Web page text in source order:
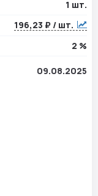
1 шт.
196,23 ₽ / шт.
2 %
09.08.2025